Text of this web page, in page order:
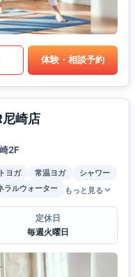
体験・相談予約
崎店
2F
ヨガ 常温ヨガ
シャワー
ラルウォーター もっと見る
定休日
毎週火曜日